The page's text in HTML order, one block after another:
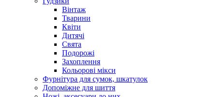
Вінтаж
Тварини
Квіти
Дитячі
Свята
Подорожі
Захоплення
Кольорові мікси
Фурнітура для сумок, шкатулок
Допоміжне для шиття